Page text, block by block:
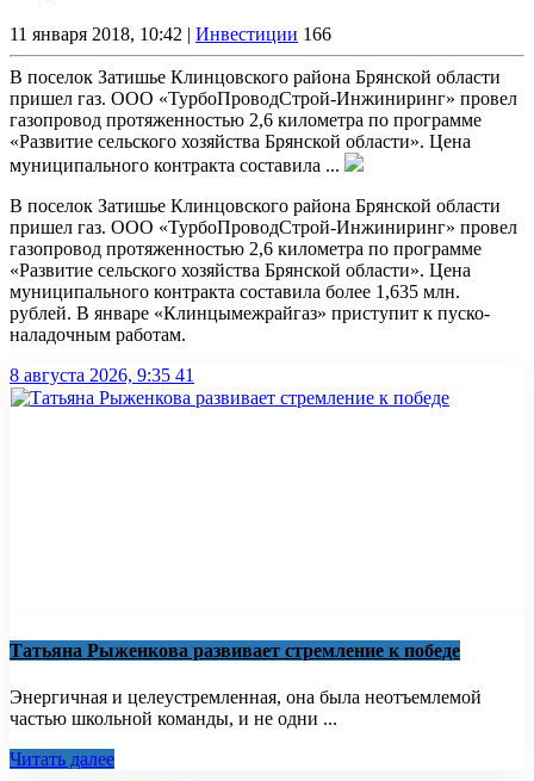
11 января 2018, 10:42 | Инвестиции 166
В поселок Затишье Клинцовского района Брянской области
пришел газ. ООО «ТурбоПроводСтрой-Инжиниринг» провел
газопровод протяженностью 2,6 километра по программе
«Развитие сельского хозяйства Брянской области». Цена
муниципального контракта составила ...
В поселок Затишье Клинцовского района Брянской области
пришел газ. ООО «ТурбоПроводСтрой-Инжиниринг» провел
газопровод протяженностью 2,6 километра по программе
«Развитие сельского хозяйства Брянской области». Цена
муниципального контракта составила более 1,635 млн.
рублей. В январе «Клинцымежрайгаз» приступит к пуско-
наладочным работам.
8 августа 2026, 9:35 41
Татьяна Рыженкова развивает стремление к победе
Энергичная и целеустремленная, она была неотъемлемой
частью школьной команды, и не одни ...
Читать далее